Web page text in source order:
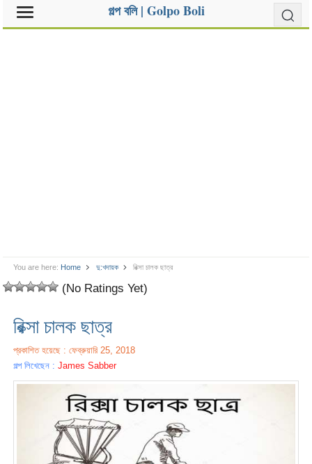
গল্প বলি | Golpo Boli
You are here: Home দু:খদায়ক রিক্সা চালক ছাত্র
(No Ratings Yet)
রিক্সা চালক ছাত্র
প্রকাশিত হয়েছে : ফেব্রুয়ারি 25, 2018
গল্প লিখেছেন :James Sabber